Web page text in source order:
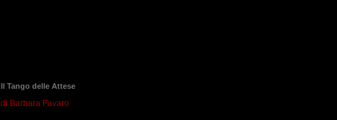
Il Tango delle Attese
di Barbara Favaro